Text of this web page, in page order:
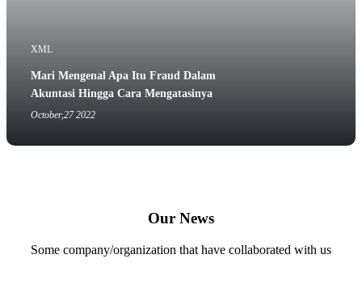
XML
Mari Mengenal Apa Itu Fraud Dalam
Akuntasi Hingga Cara Mengatasinya
October,27 2022
Our News
Some company/organization that have collaborated with us